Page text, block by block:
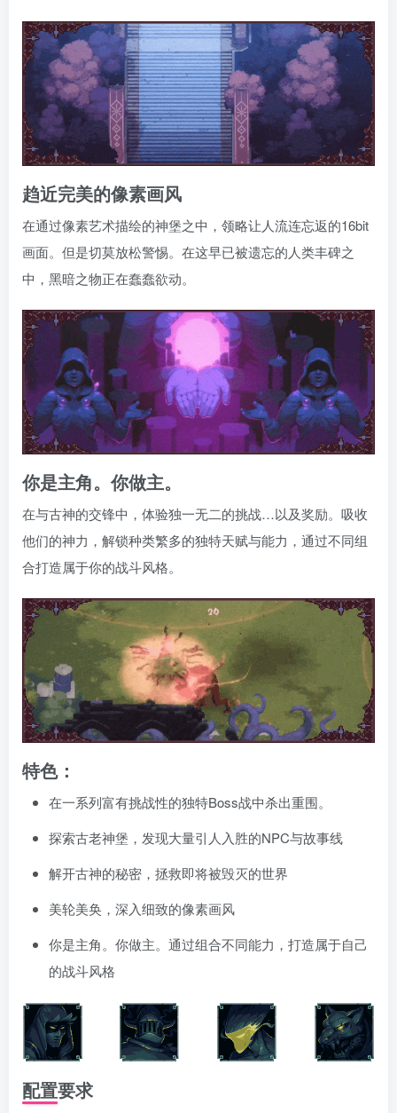
趋近完美的像素画风
在通过像素艺术描绘的神堡之中，领略让人流连忘返的16bit
画面。但是切莫放松警惕。在这早已被遗忘的人类丰碑之
中，黑暗之物正在蠢蠢欲动。
你是主角。你做主。
在与古神的交锋中，体验独一无二的挑战…以及奖励。吸收
他们的神力，解锁种类繁多的独特天赋与能力，通过不同组
合打造属于你的战斗风格。
特色：
在一系列富有挑战性的独特Boss战中杀出重围。
探索古老神堡，发现大量引人入胜的NPC与故事线
解开古神的秘密，拯救即将被毁灭的世界
美轮美奂，深入细致的像素画风
你是主角。你做主。通过组合不同能力，打造属于自己
的战斗风格
配置要求